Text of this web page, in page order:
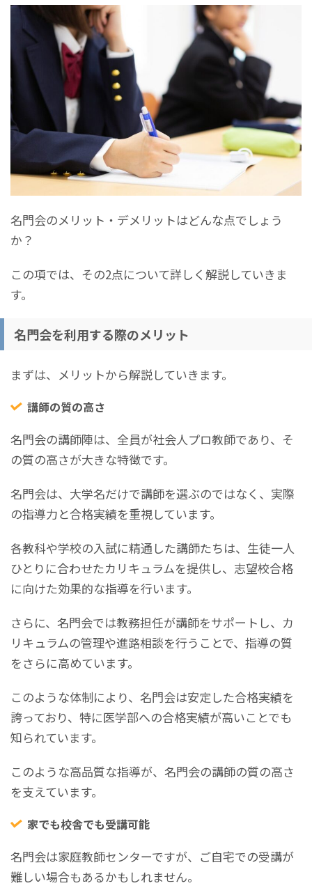
名門会のメリット・デメリットはどんな点でしょう
か？
この項では、その2点について詳しく解説していきま
す。
名門会を利用する際のメリット
まずは、メリットから解説していきます。
講師の質の高さ
名門会の講師陣は、全員が社会人プロ教師であり、そ
の質の高さが大きな特徴です。
名門会は、大学名だけで講師を選ぶのではなく、実際
の指導力と合格実績を重視しています。
各教科や学校の入試に精通した講師たちは、生徒一人
ひとりに合わせたカリキュラムを提供し、志望校合格
に向けた効果的な指導を行います。
さらに、名門会では教務担任が講師をサポートし、カ
リキュラムの管理や進路相談を行うことで、指導の質
をさらに高めています。
このような体制により、名門会は安定した合格実績を
誇っており、特に医学部への合格実績が高いことでも
知られています。
このような高品質な指導が、名門会の講師の質の高さ
を支えています。
家でも校舎でも受講可能
名門会は家庭教師センターですが、ご自宅での受講が
難しい場合もあるかもしれません。